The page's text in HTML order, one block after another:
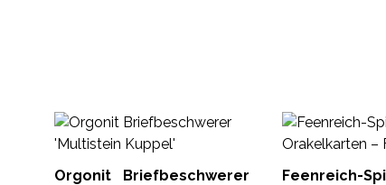
Orgonit Briefbeschwerer